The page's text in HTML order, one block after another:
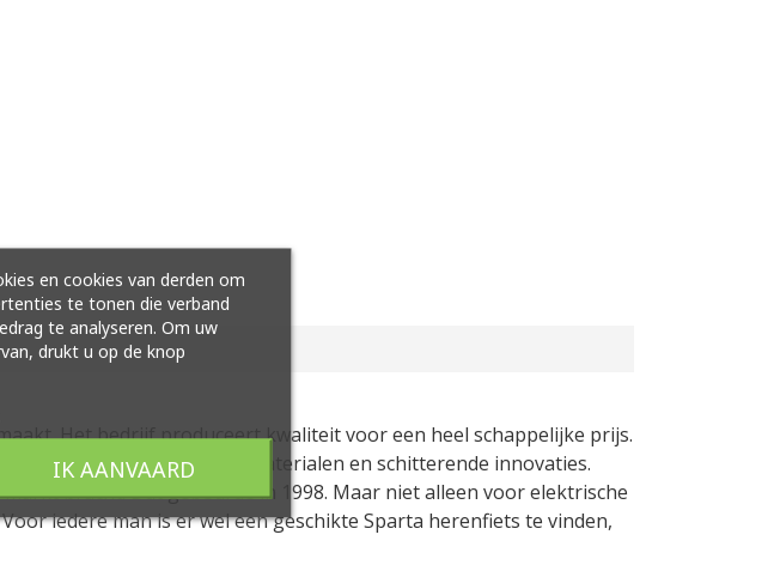
Het bedrijf produceert kwaliteit voor een heel schappelijke prijs.
andere toepassing van materialen en schitterende innovaties.
bracht. Dat gebeurde in 1998. Maar niet alleen voor elektrische
iedere man is er wel een geschikte Sparta herenfiets te vinden,
en cookies van derden om
te tonen die verband
te analyseren. Om uw
drukt u op de knop
IK AANVAARD